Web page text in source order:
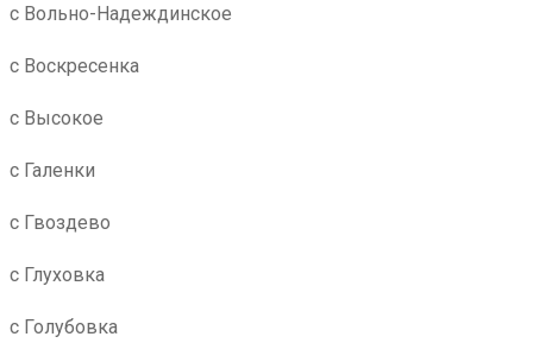
с Вольно-Надеждинское
с Воскресенка
с Высокое
с Галенки
с Гвоздево
с Глуховка
с Голубовка